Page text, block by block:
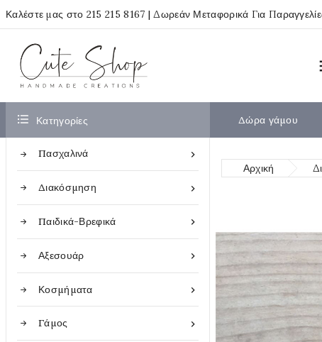
Καλέστε μας στο 215 215 8167 | Δωρεάν Μεταφορικά Για
 Κατηγορίες

Πασχαλινά

Διακόσμηση

Παιδικά-Βρεφικά

Αξεσουάρ

Κοσμήματα

Γάμος
Δώρα γάμου
Αρχική